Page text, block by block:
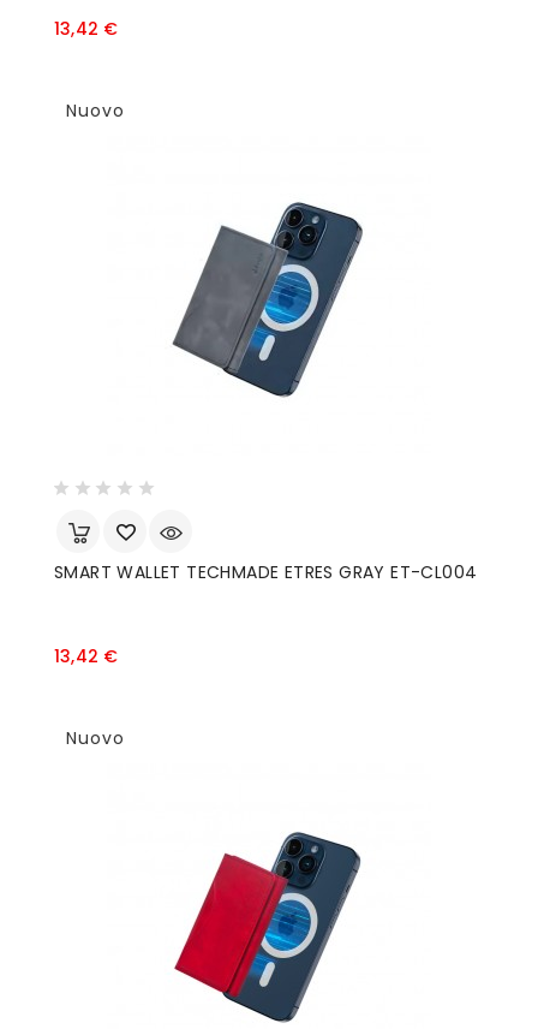
13,42 €Prezzo
Nuovo
SMART WALLET TECHMADE ETRES GRAY ET-CL004
13,42 €Prezzo
Nuovo